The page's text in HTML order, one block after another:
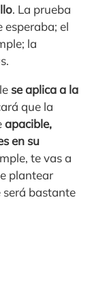
. La prueba
esperaba; el
la
se aplica a la
que la
apacible,
en su
te vas a
plantear
será bastante